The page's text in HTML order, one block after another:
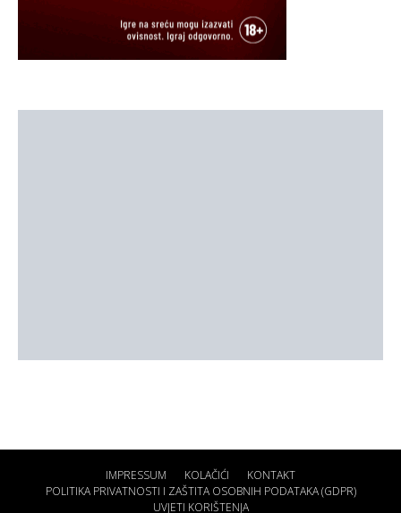
IMPRESSUM KOLAČIĆI
KONTAKT
POLITIKA PRIVATNOSTI I ZAŠTITA OSOBNIH PODATAKA (GDPR)
UVJETI KORIŠTENJA